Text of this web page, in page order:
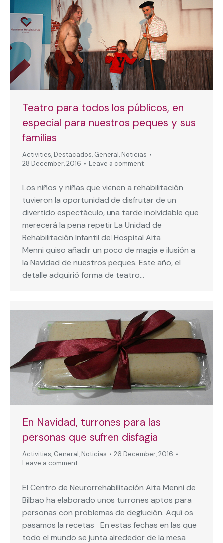
Teatro para todos los públicos, en
especial para nuestros peques y sus
familias
Activities, Destacados, General, Noticias
28 December, 2016
Leave a comment
Los niños y niñas que vienen a rehabilitación
tuvieron la oportunidad de disfrutar de un
divertido espectáculo, una tarde inolvidable que
merecerá la pena repetir La Unidad de
Rehabilitación Infantil del Hospital Aita
Menni quiso añadir un poco de magia e ilusión a
la Navidad de nuestros peques. Este año, el
detalle adquirió forma de teatro…
En Navidad, turrones para las
personas que sufren disfagia
Activities, General, Noticias
26 December, 2016
Leave a comment
El Centro de Neurorrehabilitación Aita Menni de
Bilbao ha elaborado unos turrones aptos para
personas con problemas de deglución. Aquí os
pasamos la recetas En estas fechas en las que
todo el mundo se junta alrededor de la mesa